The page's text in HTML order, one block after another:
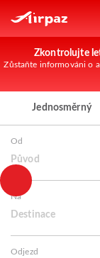
Zkontrolujte
Zůstaňte informováni o
Jednosměrný
Od
Původ
Na
Destinace
Odjezd